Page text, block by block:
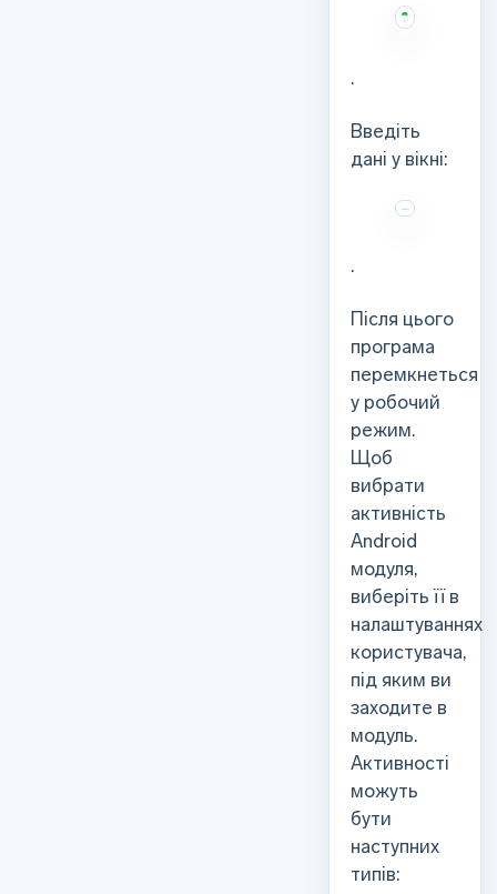
.
Введіть
дані у вікні:
.
Після цього
програма
перемкнеться
у робочий
режим.
Щоб
вибрати
активність
Android
модуля,
виберіть її в
налаштуваннях
користувача,
під яким ви
заходите в
модуль.
Активності
можуть
бути
наступних
типів: